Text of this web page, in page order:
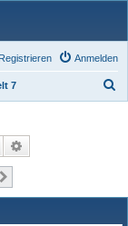
Anmelden
Registrieren
7
Suche